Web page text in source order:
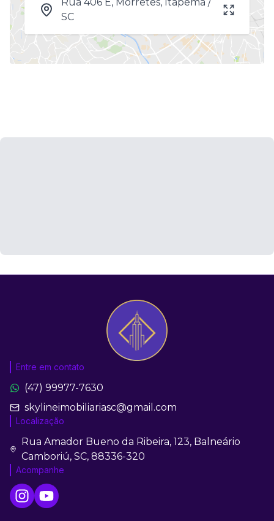
SC
Entre em contato
(47) 99977-7630
skylineimobiliariasc@gmail.com
Localização
Rua Amador Bueno da Ribeira, 123, Balneário
Camboriú, SC, 88336-320
Acompanhe